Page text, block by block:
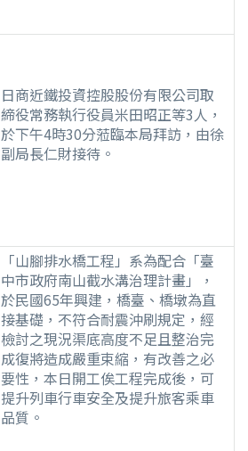
日商近鐵投資控股股份有限公司取
締役常務執行役員米田昭正等3人，
於下午4時30分蒞臨本局拜訪，由徐
副局長仁財接待。
「山腳排水橋工程」系為配合「臺
中市政府南山截水溝治理計畫」，
於民國65年興建，橋臺、橋墩為直
接基礎，不符合耐震沖刷規定，經
檢討之現況渠底高度不足且整治完
成復將造成嚴重束縮，有改善之必
要性，本日開工俟工程完成後，可
提升列車行車安全及提升旅客乘車
品質。